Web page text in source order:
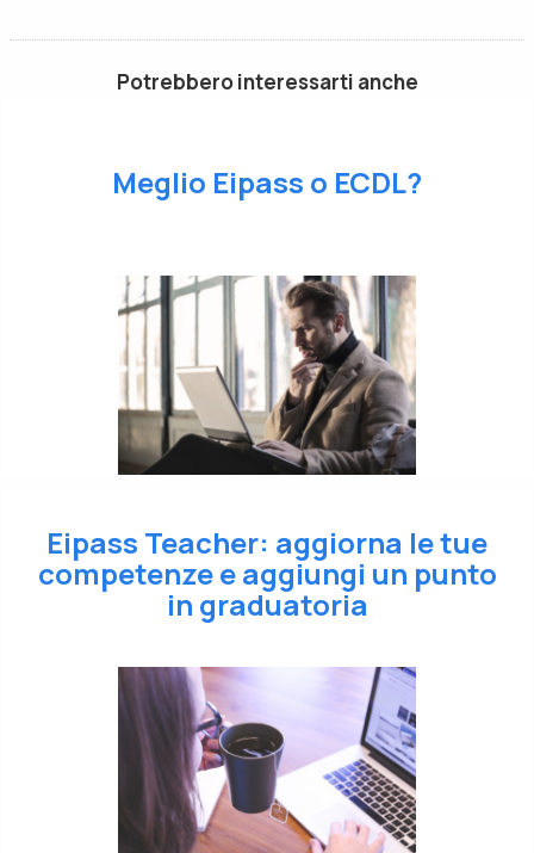
Potrebbero interessarti anche
Meglio Eipass o ECDL?
Eipass Teacher: aggiorna le tue
competenze e aggiungi un punto
in graduatoria